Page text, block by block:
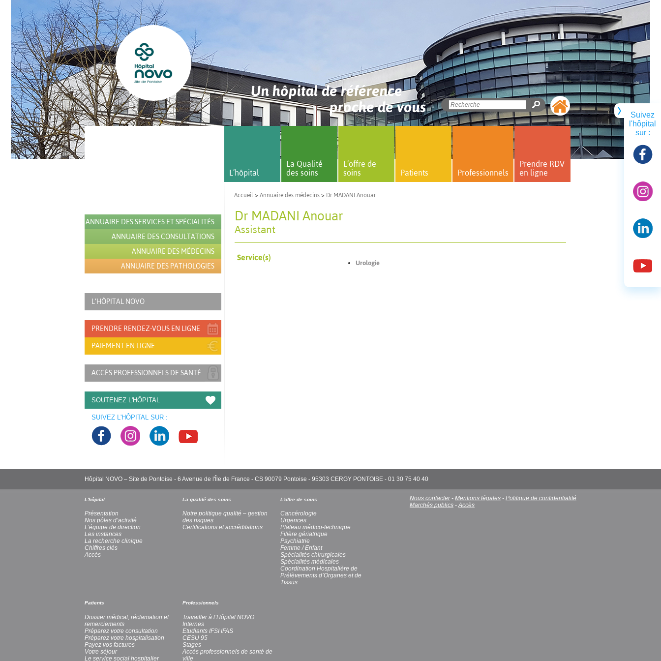
Un hôpital de référence
proche de vous
Suivez
l'hôpital
sur :
ANNUAIRE DES SERVICES ET SPÉCIALITÉS
ANNUAIRE DES CONSULTATIONS
ANNUAIRE DES MÉDECINS
ANNUAIRE DES PATHOLOGIES
L’HÔPITAL NOVO
PRENDRE RENDEZ-VOUS EN LIGNE
PAIEMENT EN LIGNE
ACCÈS PROFESSIONNELS DE SANTÉ
SOUTENEZ L'HÔPITAL
SUIVEZ L'HÔPITAL SUR :
L’hôpital
La Qualité
des soins
L’offre de
soins
Patients Professionnels
Prendre RDV
en ligne
Accueil > Annuaire des médecins > Dr MADANI Anouar
Dr MADANI Anouar
Assistant
Service(s)
Urologie
Hôpital NOVO – Site de Pontoise - 6 Avenue de l'Île de France - CS 90079 Pontoise - 95303 CERGY PONTOISE - 01 30 75 40 40
Nous contacter- Mentions légales - Politique de confidentialité
Marchés publics -Accès
L'hôpital
Présentation
Nos pôles d’activité
L’équipe de direction
Les instances
La recherche clinique
Chiffres clés
Accès
La qualité des soins
Notre politique qualité – gestion
des risques
Certifications et accréditations
L'offre de soins
Cancérologie
Urgences
Plateau médico-technique
Filière gériatrique
Psychiatrie
Femme / Enfant
Spécialités chirurgicales
Spécialités médicales
Coordination Hospitalière de
Prélèvements d’Organes et de
Tissus
Patients
Dossier médical, réclamation et
remerciements
Préparez votre consultation
Préparez votre hospitalisation
Payez vos factures
Votre séjour
Le service social hospitalier
Professionnels
Travailler à l’Hôpital NOVO
Internes
Etudiants IFSI IFAS
CESU 95
Stages
Accès professionnels de santé de
ville